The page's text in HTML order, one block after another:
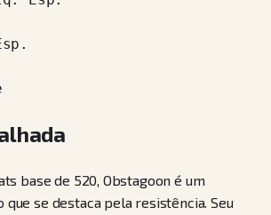
base de 520, Obstagoon é um
que se destaca pela resistência. Seu